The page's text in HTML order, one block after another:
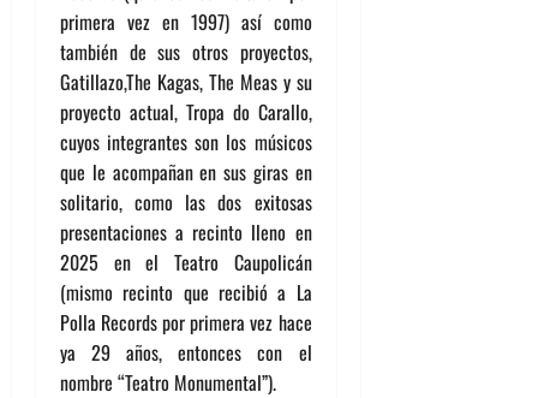
primera vez en 1997) así como
también de sus otros proyectos,
Gatillazo,The Kagas, The Meas y su
proyecto actual, Tropa do Carallo,
cuyos integrantes son los músicos
que le acompañan en sus giras en
solitario, como las dos exitosas
presentaciones a recinto lleno en
2025 en el Teatro Caupolicán
(mismo recinto que recibió a La
Polla Records por primera vez hace
ya 29 años, entonces con el
nombre “Teatro Monumental”).